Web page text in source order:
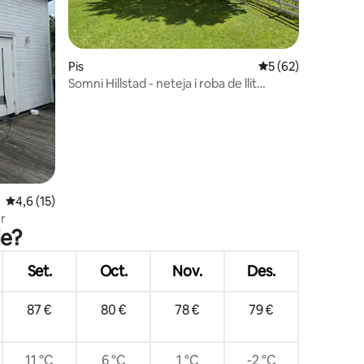
4,6 de puntuació mitjana d'un total de 5; 15 avaluacions
4,6 (15)
Pis 5 de puntuació
5 (62)
Somni Hillstad - neteja i roba de llit
Set. Oct. Nov. Des.
87 € 80 € 78 € 79 €
11 °C 6 °C 1 °C -2 °C